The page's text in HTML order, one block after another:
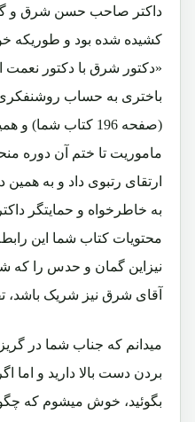
داکتر صاحب حسن شرق و
کشیده شده بود و طوریکه
«دکتور شرق با دکتور نعمت
باختری به حساب
(صفحه 196 کتاب
ماموریت تا ختم آن دوره
ارتقای رتبوی داد و به
به خاطرخواه و حمایتگر
محتویات کتاب شما این
نیزاین گمان و حدس را که
آقای شرق نیز شریک باشد،
میدانم که جناب شما در
بردن دست بالا دارید و اما
بگوئید، خوش میشوم که